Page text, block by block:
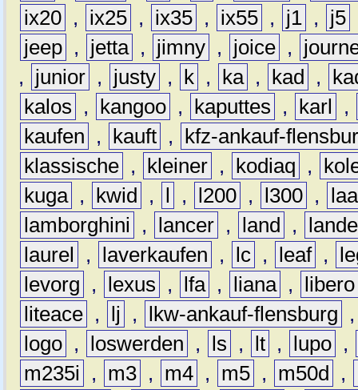
ix20 , ix25 , ix35 , ix55 , j1 , j5
jeep , jetta , jimny , joice ,
,
junior , justy , k , ka , kad ,
kalos
, kangoo , kaputtes , karl
,
kaufen
, kauft ,
kfz-ankauf-
klassische , kleiner , kodiaq ,
kuga , kwid , l , l200 , l300 ,
lamborghini
, lancer , land ,
laurel
, laverkaufen , lc , leaf ,
levorg
, lexus , lfa , liana ,
libero
liteace , lj , lkw-ankauf-flensburg
logo , loswerden , ls , lt , lupo ,
m235i
, m3 , m4 , m5 , m50d ,